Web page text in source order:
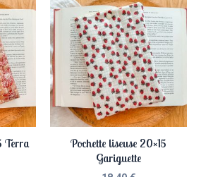
Terra
Pochette liseuse 20×15
Gariguette